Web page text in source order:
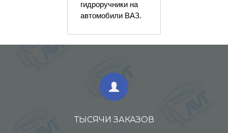
гидроручники на
автомобили ВАЗ.
ТЫСЯЧИ ЗАКАЗОВ